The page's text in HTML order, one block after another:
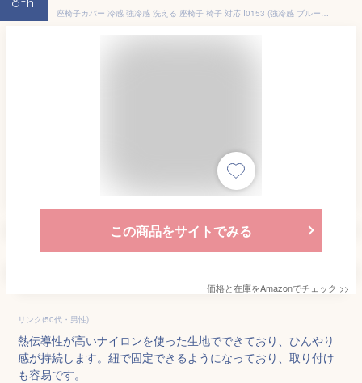
8th
座椅子カバー 冷感 強冷感 洗える 座椅子 椅子 対応 I0153 (強冷感 ブルー 4524409448035)
この商品をサイトでみる
価格と在庫をAmazonでチェック >>
リンク(50代・男性)
熱伝導性が高いナイロンを使った生地でできており、ひんやり
感が持続します。紐で固定できるようになっており、取り付け
も容易です。